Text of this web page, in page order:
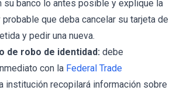
su banco lo antes posible y explique la
probable que deba cancelar su tarjeta de
y pedir una nueva.
de robo de identidad: debe
con la Federal Trade
institución recopilará información sobre